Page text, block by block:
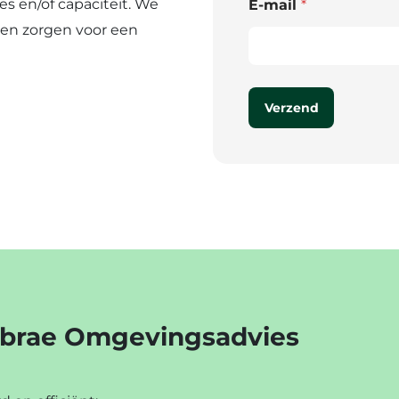
en/of capaciteit. We
zorgen voor een
E-mail *
Verzend
Omgevingsadvies